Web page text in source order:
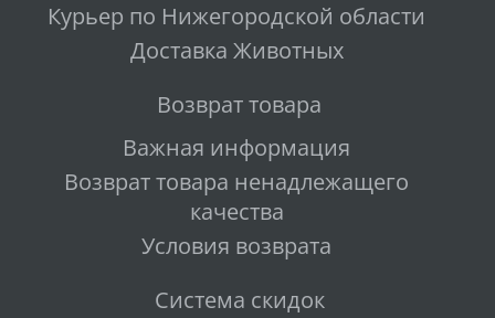
Курьер по Нижегородской области
Доставка Животных
Возврат товара
Важная информация
Возврат товара ненадлежащего
качества
Условия возврата
Система скидок